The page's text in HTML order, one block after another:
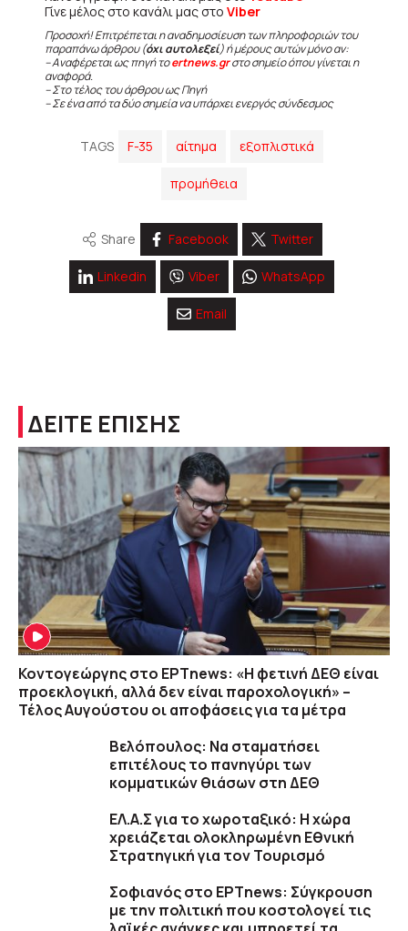
Γίνε μέλος στο κανάλι μας στο Viber
Προσοχή! Επιτρέπεται η αναδημοσίευση των πληροφοριών του
παραπάνω άρθρου (όχι αυτολεξεί) ή μέρους αυτών μόνο αν:
– Αναφέρεται ως πηγή τοertnews.grστο σημείο όπου γίνεται η
αναφορά.
– Στο τέλος του άρθρου ως Πηγή
– Σε ένα από τα δύο σημεία να υπάρχει ενεργός σύνδεσμος
TAGS F-35 αίτημα εξοπλιστικά
προμήθεια
Share Facebook Twitter
Linkedin Viber WhatsApp
Email
ΔΕΙΤΕ ΕΠΙΣΗΣ
Κοντογεώργης στο ΕΡΤnews: «Η φετινή ΔΕΘ είναι
προεκλογική, αλλά δεν είναι παροχολογική» –
Τέλος Αυγούστου οι αποφάσεις για τα μέτρα
Βελόπουλος: Να σταματήσει
επιτέλους το πανηγύρι των
κομματικών θιάσων στη ΔΕΘ
ΕΛ.Α.Σ για το χωροταξικό: Η χώρα
χρειάζεται ολοκληρωμένη Εθνική
Στρατηγική για τον Τουρισμό
Σοφιανός στο ΕΡΤnews: Σύγκρουση
με την πολιτική που κοστολογεί τις